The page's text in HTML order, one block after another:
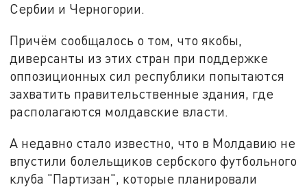
Сербии и Черногории.
Причём сообщалось о том, что якобы,
диверсанты из этих стран при поддержке
оппозиционных сил республики попытаются
захватить правительственные здания, где
располагаются молдавские власти.
А недавно стало известно, что в Молдавию не
впустили болельщиков сербского футбольного
клуба "Партизан", которые планировали